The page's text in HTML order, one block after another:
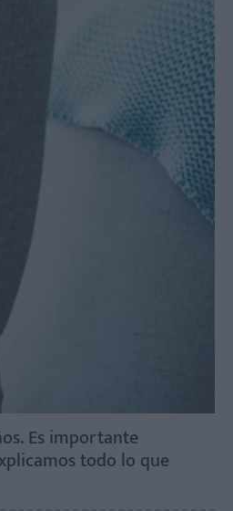
Es importante
todo lo que